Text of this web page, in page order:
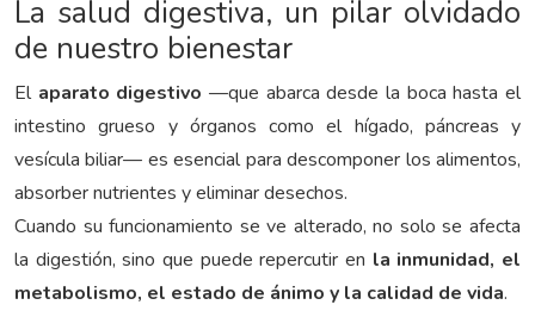
La salud digestiva, un pilar olvidado
de nuestro bienestar
El aparato digestivo —que abarca desde la boca hasta el
intestino grueso y órganos como el hígado, páncreas y
vesícula biliar— es esencial para descomponer los alimentos,
absorber nutrientes y eliminar desechos.
Cuando su funcionamiento se ve alterado, no solo se afecta
la digestión, sino que puede repercutir en la inmunidad, el
metabolismo, el estado de ánimo y la calidad de vida.